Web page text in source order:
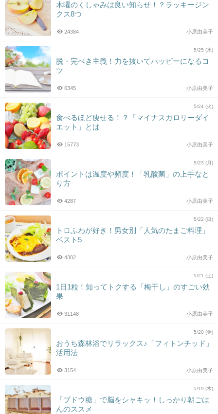
木曜のくしゃみは良い知らせ！？ラッキージン
クス8つ
小原由美子
24384
5/25 (水)
脱・完ぺき主義！力を抜いてハッピーになるコ
ツ
小原由美子
6345
5/24 (火)
食べるほど痩せる！？「マイナスカロリーダイ
エット」とは
小原由美子
15773
5/23 (月)
ポイントは温度や頻度！「乳酸菌」の上手なと
り方
小原由美子
4287
5/22 (日)
トロふわが好き！男女別「人気のたまご料理」
ベスト5
小原由美子
4302
5/21 (土)
1日1粒！知ってトクする「梅干し」のすごい効
果
小原由美子
31148
5/20 (金)
おうち森林浴でリラックス♪「フィトンチッド」
活用法
小原由美子
3154
5/19 (木)
「ブドウ糖」で脳をシャキッ！しっかり朝ごは
んのススメ